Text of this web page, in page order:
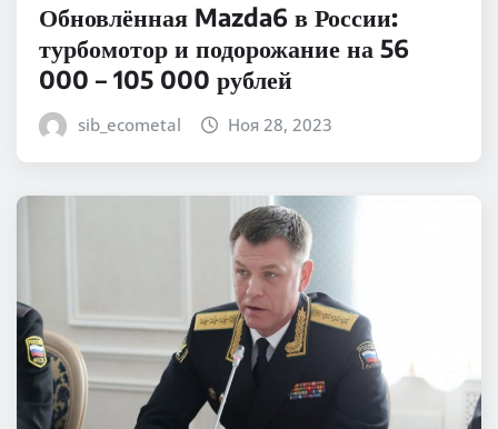
Обновлённая Mazda6 в России:
турбомотор и подорожание на 56
000 – 105 000 рублей
sib_ecometal Ноя 28, 2023